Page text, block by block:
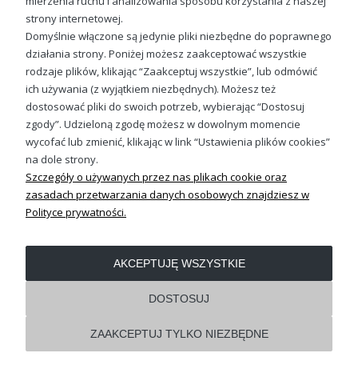
OBSŁUGA KLIENTA
REGULAMINY
strony internetowej.
Domyślnie włączone są jedynie pliki niezbędne do poprawnego
działania strony. Poniżej możesz zaakceptować wszystkie
rodzaje plików, klikając “Zaakceptuj wszystkie”, lub odmówić
ich używania (z wyjątkiem niezbędnych). Możesz też
dostosować pliki do swoich potrzeb, wybierając “Dostosuj
zgody”. Udzieloną zgodę możesz w dowolnym momencie
wycofać lub zmienić, klikając w link “Ustawienia plików cookies”
na dole strony.
Szczegóły o używanych przez nas plikach cookie oraz
zasadach przetwarzania danych osobowych znajdziesz w
Polityce prywatności.
ZAAKCEPTUJ TYLKO NIEZBĘDNE
DOSTOSUJ
AKCEPTUJĘ WSZYSTKIE